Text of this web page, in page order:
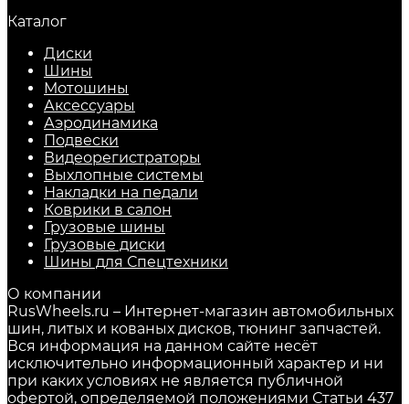
Каталог
Диски
Шины
Мотошины
Аксессуары
Аэродинамика
Подвески
Видеорегистраторы
Выхлопные системы
Накладки на педали
Коврики в салон
Грузовые шины
Грузовые диски
Шины для Спецтехники
О компании
RusWheels.ru – Интернет-магазин автомобильных
шин, литых и кованых дисков, тюнинг запчастей.
Вся информация на данном сайте несёт
исключительно информационный характер и ни
при каких условиях не является публичной
офертой, определяемой положениями Статьи 437